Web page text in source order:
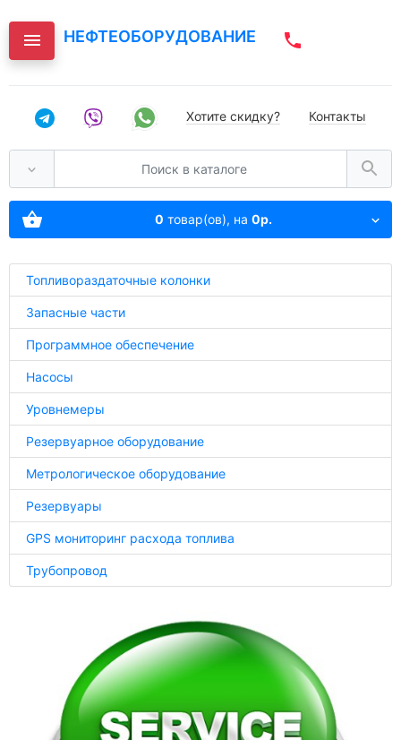
НЕФТЕОБОРУДОВАНИЕ
Хотите скидку? Контакты
0 товар(ов), на 0р.
Топливораздаточные колонки
Запасные части
Программное обеспечение
Насосы
Уровнемеры
Резервуарное оборудование
Метрологическое оборудование
Резервуары
GPS мониторинг расхода топлива
Трубопровод